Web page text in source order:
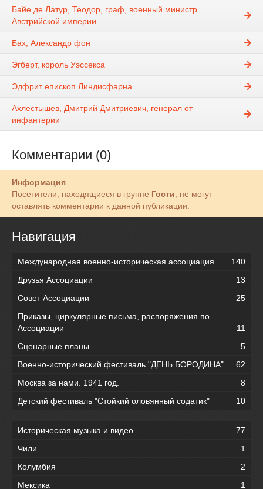
Байе де Латур, Теодор, граф, военный министр
Австрийской империи
Бах, Александр фон
Эгберт, король Уэссекса
Эдфрит епископ Линдисфарна
Ахлестышев, Дмитрий Дмитриевич, генерал от
инфантерии
Комментарии (0)
Информация
Посетители, находящиеся в группе Гости, не могут
оставлять комментарии к данной публикации.
Навигация
Международная военно-историческая ассоциация
140
Друзья Ассоциации
13
Совет Ассоциации
25
Приказы, циркулярные письма, распоряжения по
Ассоциации
11
Сценарные планы
5
Военно-исторический фестиваль "ДЕНЬ БОРОДИНА"
62
Москва за нами. 1941 год.
8
Детский фестиваль "Стойкий оловянный содатик"
10
Историческая музыка и видео
77
Чили
1
Колумбия
2
Мексика
1